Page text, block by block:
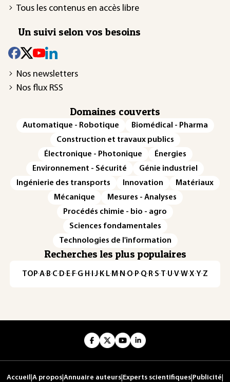
Tous les contenus en accès libre
Un suivi selon vos besoins
Nos newsletters
Nos flux RSS
Domaines couverts
Automatique - Robotique
Biomédical - Pharma
Construction et travaux publics
Électronique - Photonique
Énergies
Environnement - Sécurité
Génie industriel
Ingénierie des transports
Innovation
Matériaux
Mécanique
Mesures - Analyses
Procédés chimie - bio - agro
Sciences fondamentales
Technologies de l'information
Recherches les plus populaires
TOP·A·B·C· D· E· F·G· H · ·J· K· L· M · N ·O· P·Q· R·S·T·U·V·W·X·Y·Z
Accueil A propos Annuaire auteurs Experts scientifiques Publicité